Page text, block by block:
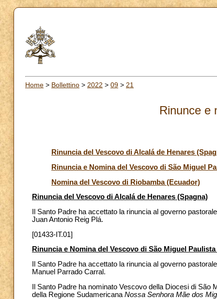
Home > Bollettino > 2022 > 09 > 21
Rinunce e
Rinuncia del Vescovo di Alcalá de Henares
Rinuncia e Nomina del Vescovo di São Miguel
Nomina del Vescovo di Riobamba (Ecuador)
Rinuncia del Vescovo di Alcalá de Henares (Spagna)
Il Santo Padre ha accettato la rinuncia al governo
Juan Antonio Reig Plá.
[01433-IT.01]
Rinuncia e Nomina del Vescovo di São Miguel
Il Santo Padre ha accettato la rinuncia al governo
Manuel Parrado Carral.
Il Santo Padre ha nominato Vescovo della Diocesi di São
della Regione Sudamericana Nossa Senhora Mãe dos